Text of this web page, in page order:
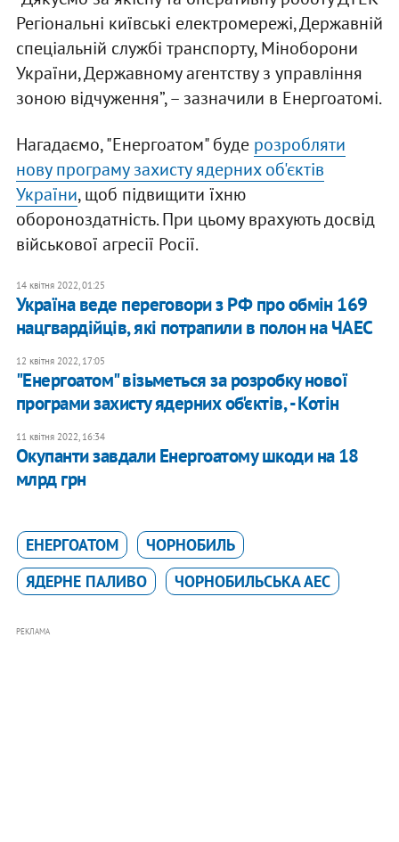
Регіональні київські електромережі, Державній
спеціальній службі транспорту, Міноборони
України, Державному агентству з управління
зоною відчуження”, – зазначили в Енергоатомі.
Нагадаємо, "Енергоатом" буде розробляти
нову програму захисту ядерних об'єктів
України, щоб підвищити їхню
обороноздатність. При цьому врахують досвід
військової агресії Росії.
14 квітня 2022, 01:25
Україна веде переговори з РФ про обмін 169
нацгвардійців, які потрапили в полон на ЧАЕС
12 квітня 2022, 17:05
"Енергоатом" візьметься за розробку нової
програми захисту ядерних об'єктів, - Котін
11 квітня 2022, 16:34
Окупанти завдали Енергоатому шкоди на 18
млрд грн
ЕНЕРГОАТОМ
ЧОРНОБИЛЬ
ЯДЕРНЕ ПАЛИВО
ЧОРНОБИЛЬСЬКА АЕС
РЕКЛАМА